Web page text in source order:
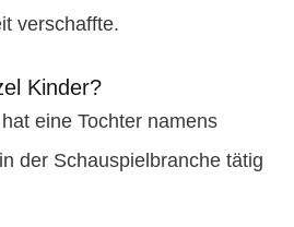
verschaffte.
Kinder?
eine Tochter namens
der Schauspielbranche tätig